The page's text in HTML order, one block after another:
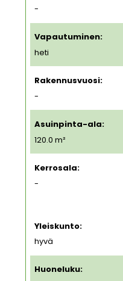
-
Vapautuminen:
heti
Rakennusvuosi:
-
Asuinpinta-ala:
120.0 m²
Kerrosala:
-
Yleiskunto:
hyvä
Huoneluku: